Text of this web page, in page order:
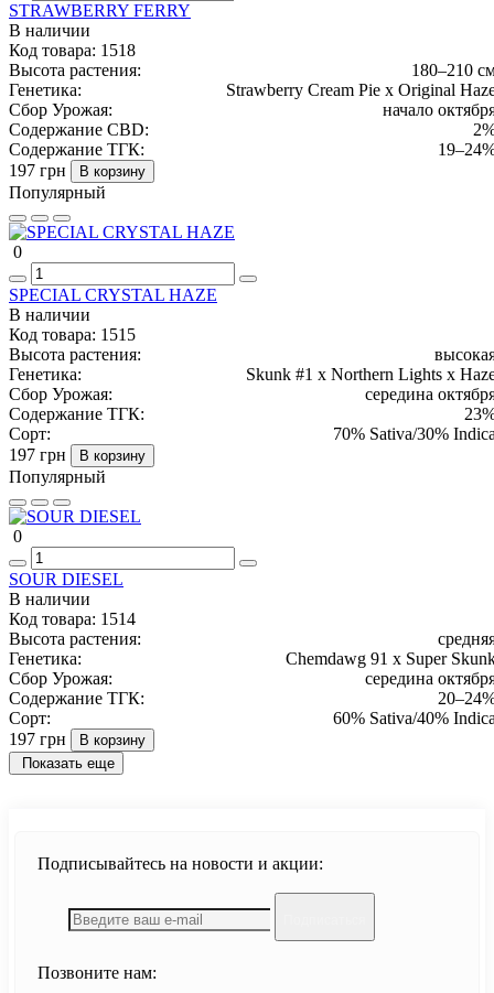
STRAWBERRY FERRY
В наличии
Код товара: 1518
Высота растения:
180–210
Генетика:
Strawberry Cream Pie x Original
Сбор Урожая:
начало
Содержание CBD:
Содержание ТГК:
197 грн
В корзину
Популярный
0
SPECIAL CRYSTAL HAZE
В наличии
Код товара: 1515
Высота растения:
Генетика:
Skunk #1 x Northern Lights x
Сбор Урожая:
середина
Содержание ТГК:
Сорт:
70% Sativa/30%
197 грн
В корзину
Популярный
0
SOUR DIESEL
В наличии
Код товара: 1514
Высота растения:
Генетика:
Chemdawg 91 x Super
Сбор Урожая:
середина
Содержание ТГК:
Сорт:
60% Sativa/40%
197 грн
В корзину
Показать еще
Подписывайтесь на новости и акции:
Позвоните нам: